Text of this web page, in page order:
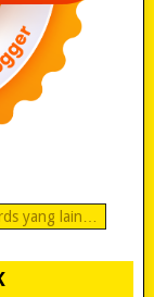
yang lain…